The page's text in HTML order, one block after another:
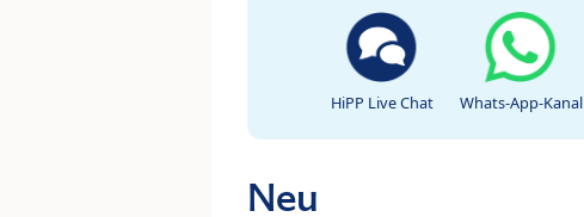
HiPP Live Chat Whats-App-Kanal
Neu